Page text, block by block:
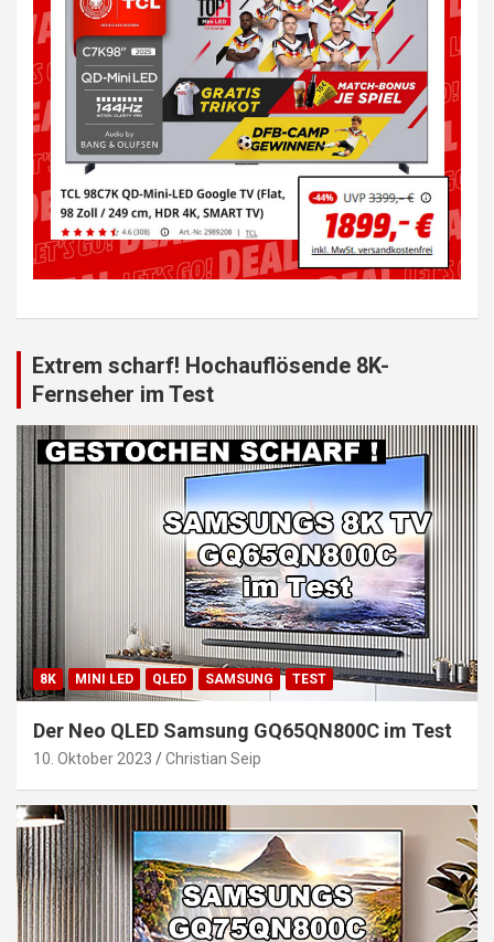
Extrem scharf! Hochauflösende 8K-
Fernseher im Test
8K MINI LED QLED SAMSUNG TEST
Der Neo QLED Samsung GQ65QN800C im Test
10. Oktober 2023 Christian Seip